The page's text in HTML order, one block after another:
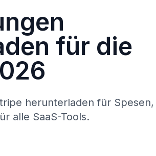
für die
herunterladen für Spesen,
alle SaaS-Tools.